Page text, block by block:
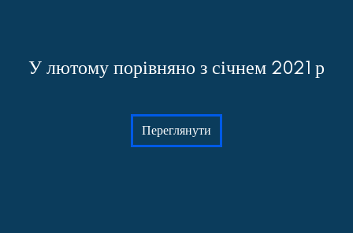
У лютому порівняно з січнем 2021 р
Переглянути